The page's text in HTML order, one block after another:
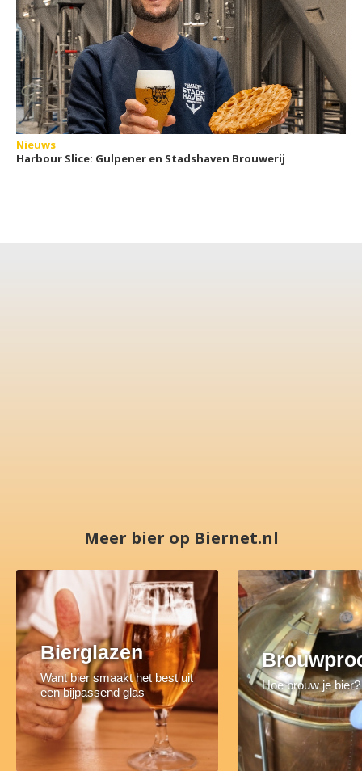
Nieuws
Harbour Slice: Gulpener en Stadshaven Brouwerij
Meer bier op Biernet.nl
Bierglazen
Want bier smaakt het best uit
een bijpassend glas
Hoe brouw je bier?